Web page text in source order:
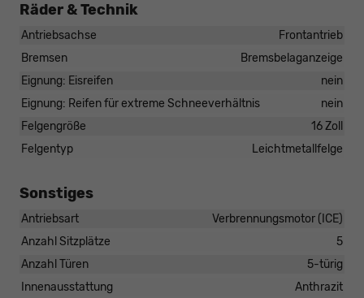
Räder & Technik
Antriebsachse
Frontantrieb
Bremsen
Bremsbelaganzeige
Eignung: Eisreifen
nein
Eignung: Reifen für extreme Schneeverhältnis
nein
Felgengröße
16 Zoll
Felgentyp
Leichtmetallfelge
Sonstiges
Antriebsart
Verbrennungsmotor (ICE)
Anzahl Sitzplätze
5
Anzahl Türen
5-türig
Innenausstattung
Anthrazit